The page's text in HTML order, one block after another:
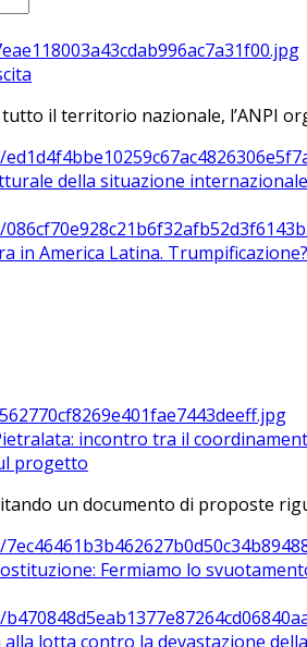
tutto il territorio nazionale, l’ANPI
della situazione
in America Latina. Trumpificazione?
incontro tra il
progetto
un documento di proposte
Fermiamo lo
alla lotta contro la devastazione